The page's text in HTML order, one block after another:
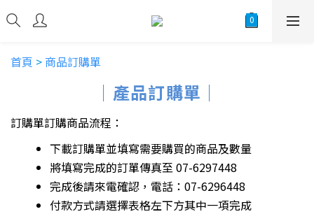
首頁 > 商品訂購單
｜產品訂購單｜
訂購單訂購商品流程：
下載訂購單並填寫需要購買的商品及數量
將填寫完成的訂單傳真至 07-6297448
完成後請來電確認，電話：07-6296448
付款方式請選擇表格左下方其中一項完成